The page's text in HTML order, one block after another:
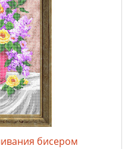
бисером